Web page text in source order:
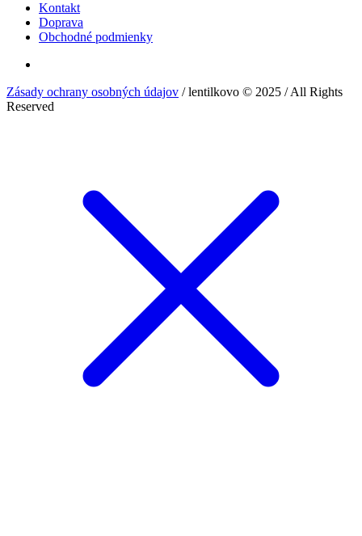
Kontakt
Doprava
Obchodné podmienky
Zásady ochrany osobných údajov / lentilkovo © 2025 / All Rights
Reserved